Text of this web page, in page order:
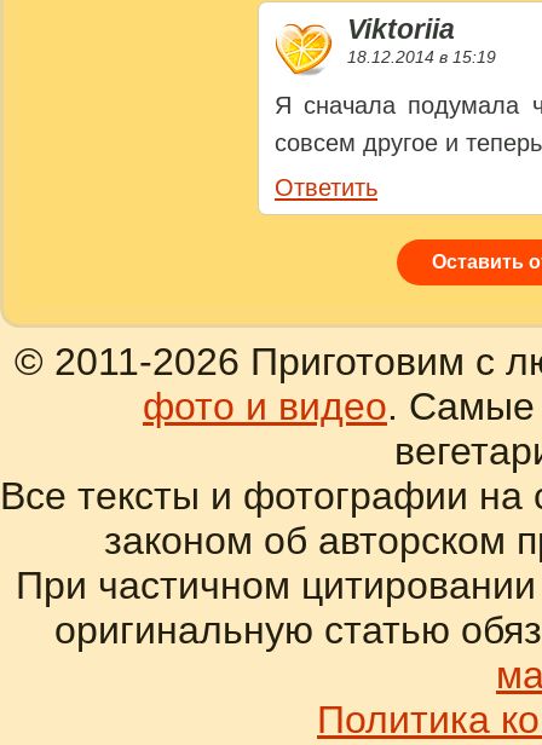
Viktoriia
18.12.2014 в 15:19
Я сначала подумала
совсем другое и
Ответить
Оставить
© 2011-2026 Приготовим с
фото и видео. Самые
Все тексты и фотографии
законом об авторском
При частичном
оригинальную статью
Политика